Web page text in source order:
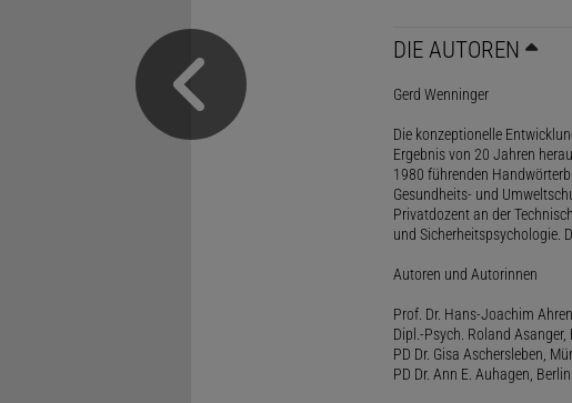
DIE AUTOREN
Gerd Wenninger
Die konzeptionelle
Ergebnis von 20 Jahren
1980 führenden
Gesundheits- und
Privatdozent an der
und Sicherheitspsychologie.
Autoren und Autorinnen
Prof. Dr. Hans-Joachim
Dipl.-Psych. Roland Asanger,
PD Dr. Gisa Aschersleben,
PD Dr. Ann E. Auhagen, Berlin